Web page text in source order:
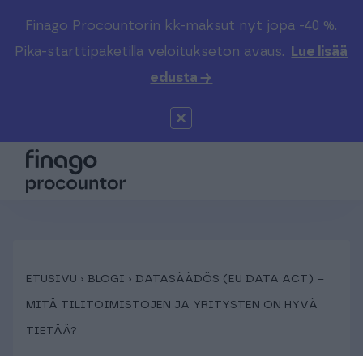
Finago Procountorin kk-maksut nyt jopa -40 %.
Pika-starttipaketilla veloitukseton avaus.
Lue lisää
edusta →
Etsi sivustolta
Valitse kieli
Global (EN)
Kirjaudu
Solo
Kampus
Kenelle
Hinnasto
ETUSIVU › BLOGI › DATASÄÄDÖS (EU DATA ACT) –
MITÄ TILITOIMISTOJEN JA YRITYSTEN ON HYVÄ
TIETÄÄ?